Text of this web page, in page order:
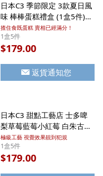
日本C3 季節限定 3款夏日風
味 棒棒蛋糕禮盒 (1盒5件)
【市集世界 - 日本市集】
揸住食既蛋糕 賣相已經滿分！
1盒5件
$179.00
返貨通知您
日本C3 甜點工藝店 士多啤
梨草莓藍莓小紅莓 白朱古力
忌廉 曲奇酥餅禮盒 (1盒5件)
(845)【市集世界 - 日本市
集】
極級工藝 視覺效果靚到犯規
1盒5件
$179.00